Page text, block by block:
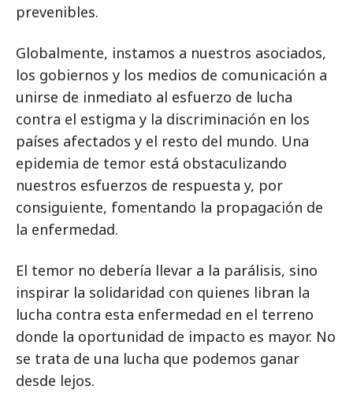
prevenibles.
Globalmente, instamos a nuestros asociados,
los gobiernos y los medios de comunicación a
unirse de inmediato al esfuerzo de lucha
contra el estigma y la discriminación en los
países afectados y el resto del mundo. Una
epidemia de temor está obstaculizando
nuestros esfuerzos de respuesta y, por
consiguiente, fomentando la propagación de
la enfermedad.
El temor no debería llevar a la parálisis, sino
inspirar la solidaridad con quienes libran la
lucha contra esta enfermedad en el terreno
donde la oportunidad de impacto es mayor. No
se trata de una lucha que podemos ganar
desde lejos.